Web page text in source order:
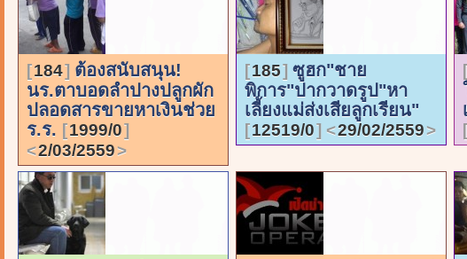
184
ต้องสนับสนุน!
นร.ตาบอดลำปางปลูกผัก
ปลอดสารขายหาเงินช่วย
ร.ร.
1999/0
2/03/2559
185
ซูฮก"ชาย
พิการ"ปากวาดรูป"หา
เลี้ยงแม่ส่งเสียลูกเรียน"
12519/0 29/02/2559